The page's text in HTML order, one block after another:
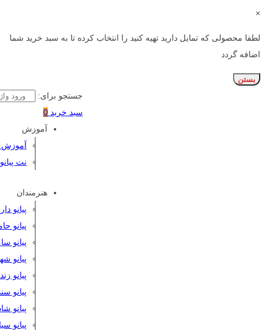
×
لطفا محصولی که تمایل دارید تهیه کنید را انتخاب کرده تا به سبد خرید شما
اضافه گردد
بستن
جستجو برای:
سبد خرید 0
آموزش
آموزش
نت پیانو
هنرمندان
پیانو
پیانو
پیانو
پیانو
پیانو
پیانو
پیانو
پیانو